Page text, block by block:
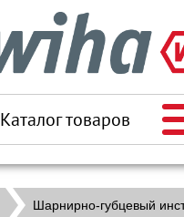
Каталог товаров
Шарнирно-губцевый